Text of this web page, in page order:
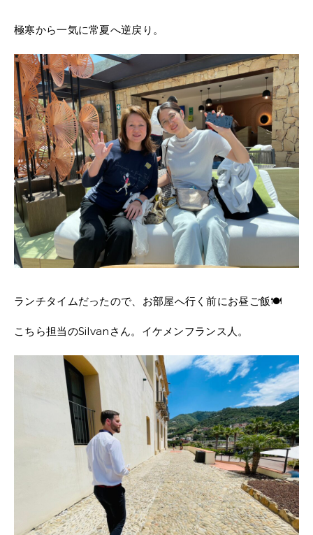
極寒から一気に常夏へ逆戻り。
ランチタイムだったので、お部屋へ行く前にお昼ご飯🍽
こちら担当のSilvanさん。イケメンフランス人。